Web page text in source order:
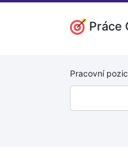
Práce
Pracovní